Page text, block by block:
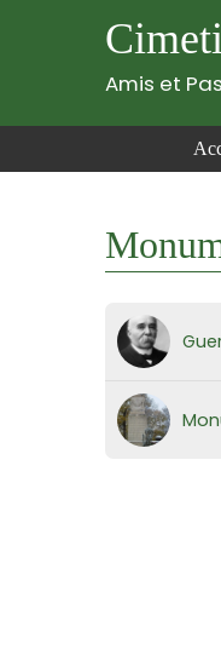
Amis et